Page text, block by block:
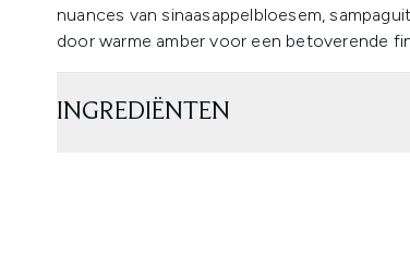
nuances van sinaasappelbloesem,
door warme amber voor een betoverende
INGREDIËNTEN